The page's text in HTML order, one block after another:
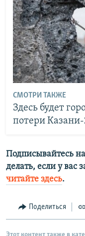
СМОТРИ ТАКЖЕ
Здесь будет
потери
Подписывайтесь
делать, если у вас
читайте здесь.
Поделиться